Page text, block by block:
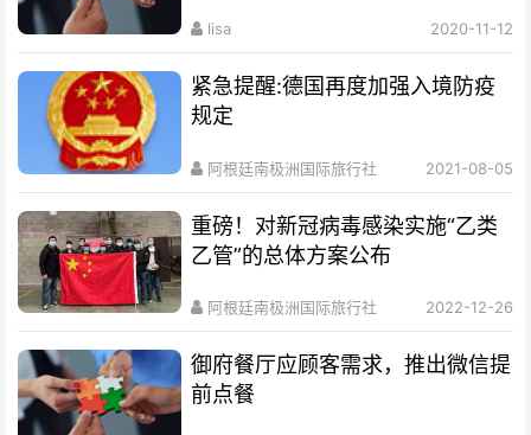
lisa 2020-11-12
紧急提醒:德国再度加强入境防疫
规定
阿根廷南极洲国际旅行社 2021-08-05
重磅！对新冠病毒感染实施“乙类
乙管”的总体方案公布
阿根廷南极洲国际旅行社 2022-12-26
御府餐厅应顾客需求，推出微信提
前点餐